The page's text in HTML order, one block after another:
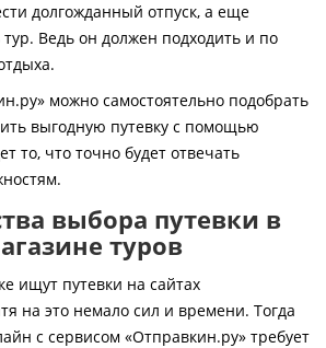
долгожданный отпуск, а еще
Ведь он должен подходить и по
можно самостоятельно подобрать
выгодную путевку с помощью
то, что точно будет отвечать
выбора путевки в
туров
ищут путевки на сайтах
на это немало сил и времени. Тогда
с сервисом «Отправкин.ру» требует